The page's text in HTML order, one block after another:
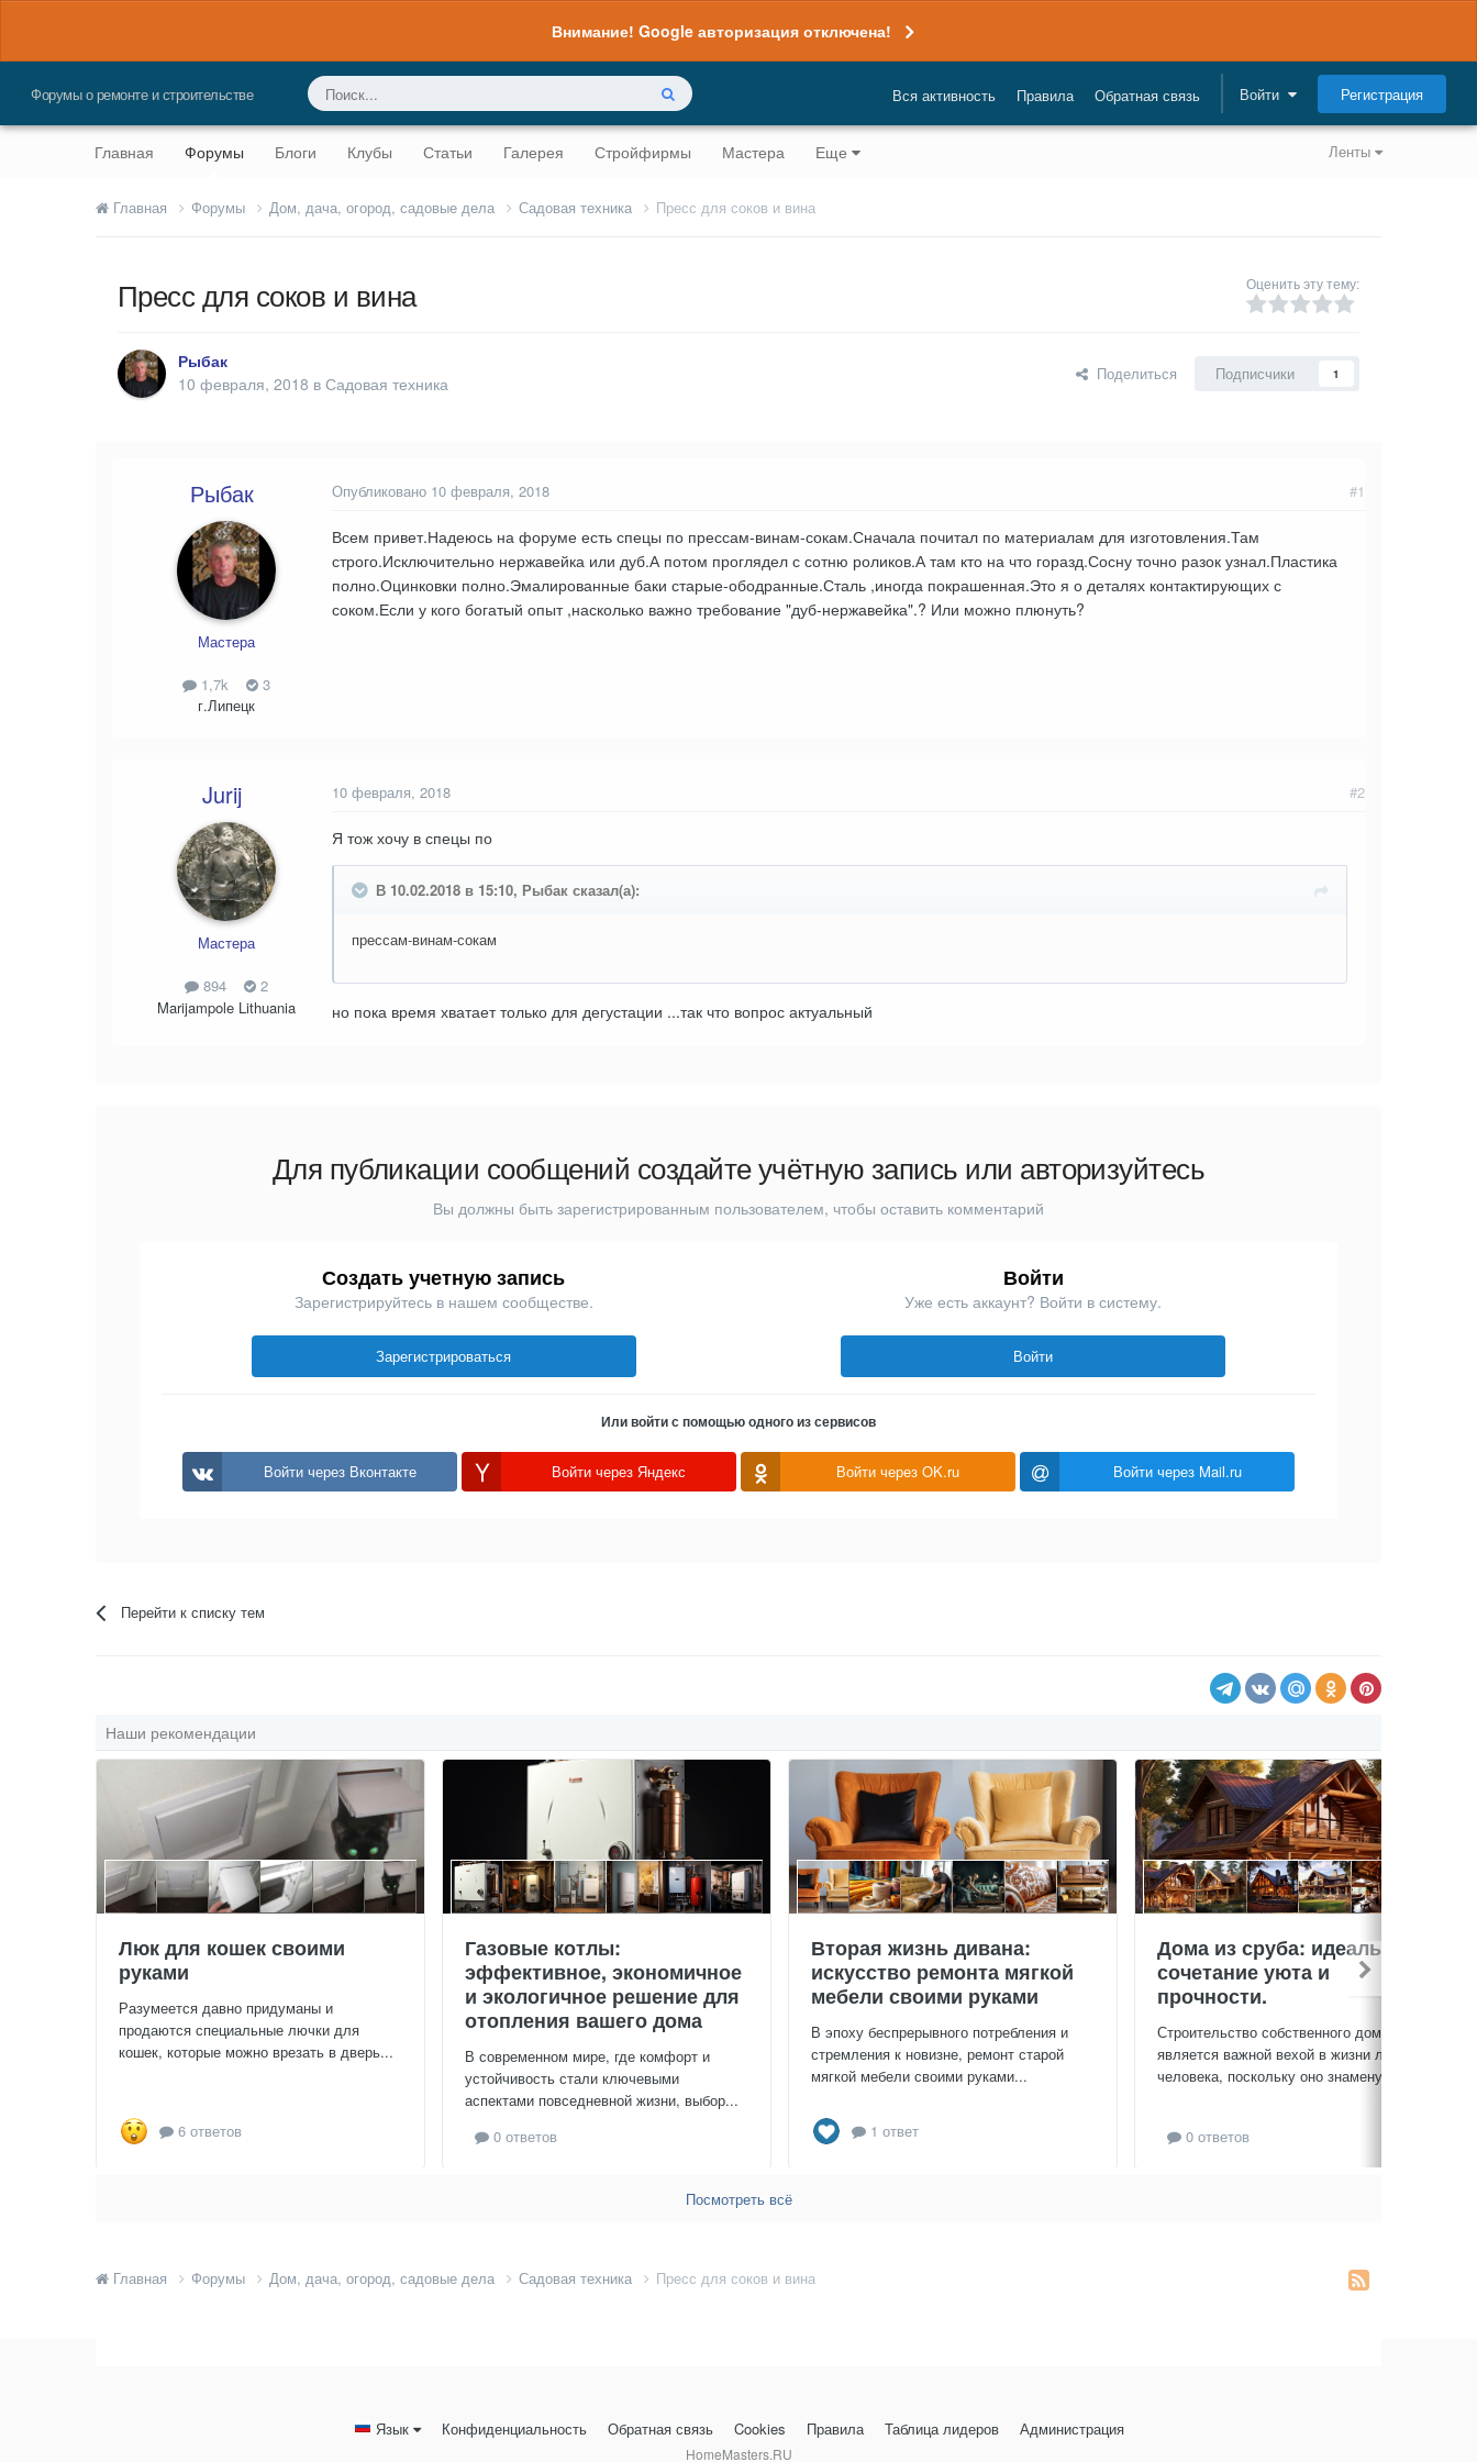
Внимание! Google авторизация отключена!
Форумы о ремонте и строительстве Вся активность Правила Обратная связь Войти Регистрация
Ленты
Главная Форумы Блоги Клубы Статьи Галерея Стройфирмы Мастера Еще
Главная Форумы Дом, дача, огород, садовые дела Садовая техника Пресс для соков и вина
Пресс для соков и вина Оценить эту тему:
Рыбак
10 февраля, 2018 в Садовая техника Поделиться Подписчики 1
Рыбак
Мастера
1,7k
3
г.Липецк
#1
Опубликовано 10 февраля, 2018
Всем привет.Надеюсь на форуме есть спецы по прессам-винам-сокам.Сначала почитал по материалам для изготовления.Там
строго.Исключительно нержавейка или дуб.А потом проглядел с сотню роликов.А там кто на что горазд.Сосну точно разок узнал.Пластика
полно.Оцинковки полно.Эмалированные баки старые-ободранные.Сталь ,иногда покрашенная.Это я о деталях контактирующих с
соком.Если у кого богатый опыт ,насколько важно требование "дуб-нержавейка".? Или можно плюнуть?
Jurij
Мастера
894
2
Marijampole Lithuania
#2
10 февраля, 2018
Я тож хочу в спецы по
В 10.02.2018 в 15:10, Рыбак сказал(а):
прессам-винам-сокам
но пока время хватает только для дегустации ...так что вопрос актуальный
Для публикации сообщений создайте учётную запись или авторизуйтесь
Вы должны быть зарегистрированным пользователем, чтобы оставить комментарий
Создать учетную запись
Зарегистрируйтесь в нашем сообществе.
Зарегистрироваться
Войти
Уже есть аккаунт? Войти в систему.
Войти
Или войти с помощью одного из сервисов
Войти через Вконтакте Войти через Яндекс Войти через OK.ru Войти через Mail.ru
Перейти к списку тем
Наши рекомендации
Люк для кошек своими
руками
Разумеется давно придуманы и
продаются специальные лючки для
кошек, которые можно врезать в дверь...
6 ответов
Газовые котлы:
эффективное, экономичное
и экологичное решение для
отопления вашего дома
В современном мире, где комфорт и
устойчивость стали ключевыми
аспектами повседневной жизни, выбор...
0 ответов
Вторая жизнь дивана:
искусство ремонта мягкой
мебели своими руками
В эпоху беспрерывного потребления и
стремления к новизне, ремонт старой
мягкой мебели своими руками...
1 ответ
Дома из сруба: идеальное
сочетание уюта и
прочности.
Строительство собственного дома
является важной вехой в жизни любого
человека, поскольку оно знаменует...
0 ответов
Посмотреть всё
Главная Форумы Дом, дача, огород, садовые дела Садовая техника Пресс для соков и вина
Язык Конфиденциальность Обратная связь Cookies Правила Таблица лидеров Администрация
HomeMasters.RU